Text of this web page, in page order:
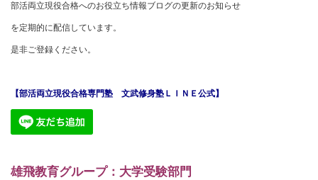
部活両立現役合格へのお役立ち情報ブログの更新のお知らせ
を定期的に配信しています。
是非ご登録ください。
【部活両立現役合格専門塾 文武修身塾ＬＩＮＥ公式】
雄飛教育グループ：大学受験部門